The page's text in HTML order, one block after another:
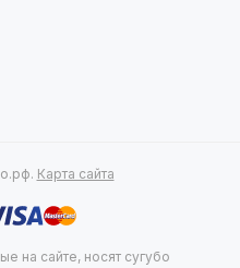
Карта сайта
на сайте, носят сугубо